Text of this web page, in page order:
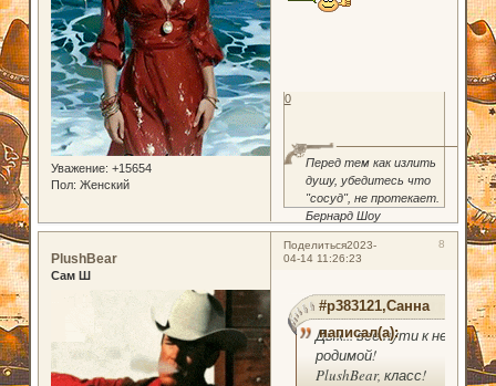
Уважение: +15654
Пол: Женский
Перед тем как излить
душу, убедитесь что
"сосуд", не протекает.
Бернард Шоу
0
Поделиться 8
2023-
04-14 11:26:23
PlushBear
Сам Ш
#p383121,Санна
написал(а):
Дык... все пути к ней
родимой!
PlushBear, класс!